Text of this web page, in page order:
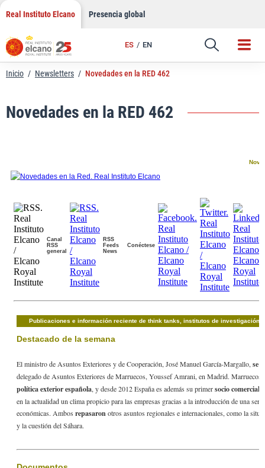
Saltar
contenido
Real Instituto Elcano Presencia global
ES EN
Enlace
Inicio / Newsletters / Novedades en la RED 462
Novedades en la RED 462